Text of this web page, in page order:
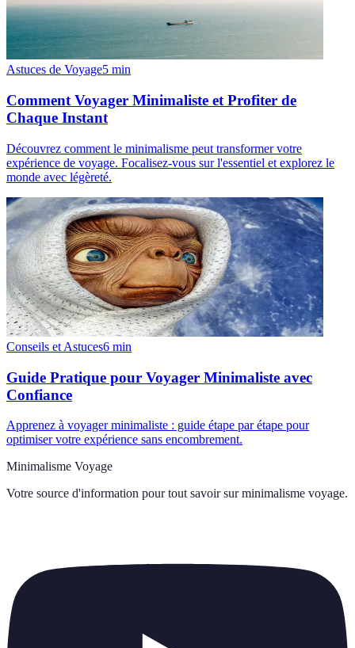
Astuces de Voyage5 min
Comment Voyager Minimaliste et Profiter de
Chaque Instant
Découvrez comment le minimalisme peut transformer votre
expérience de voyage. Focalisez-vous sur l'essentiel et explorez le
monde avec légèreté.
Conseils et Astuces6 min
Guide Pratique pour Voyager Minimaliste avec
Confiance
Apprenez à voyager minimaliste : guide étape par étape pour
optimiser votre expérience sans encombrement.
Minimalisme Voyage
Votre source d'information pour tout savoir sur minimalisme voyage.